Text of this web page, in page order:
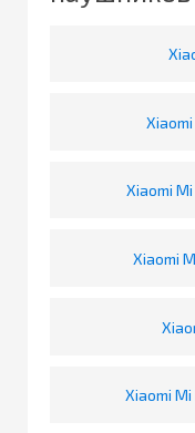
Xiaomi
Xiaomi
Xiaomi